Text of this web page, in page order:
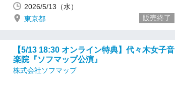
2026/5/13（水）
東京都
販売終了
【5/13 18:30 オンライン特典】代々木女子音
楽院『ソフマップ公演』
株式会社ソフマップ